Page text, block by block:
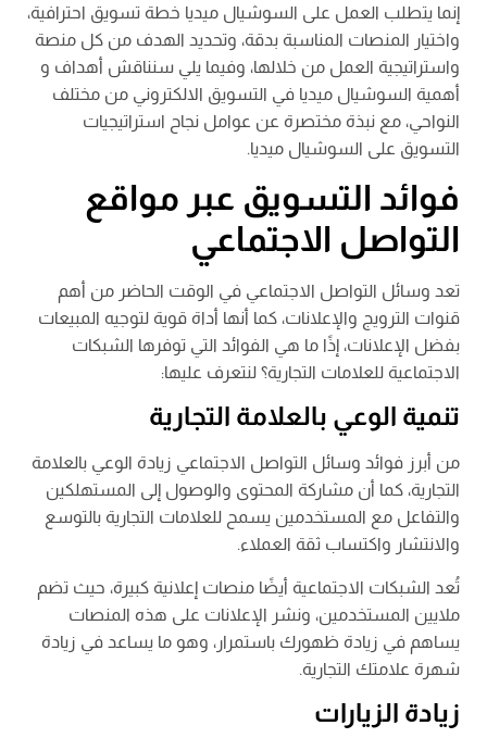
إنما يتطلب العمل على السوشيال ميديا خطة تسويق احترافية،
واختيار المنصات المناسبة بدقة، وتحديد الهدف من كل منصة
واستراتيجية العمل من خلالها، وفيما يلي سنناقش أهداف و
أهمية السوشيال ميديا في التسويق الالكتروني من مختلف
النواحي، مع نبذة مختصرة عن عوامل نجاح استراتيجيات
التسويق على السوشيال ميديا.
فوائد التسويق عبر مواقع
التواصل الاجتماعي
تعد وسائل التواصل الاجتماعي في الوقت الحاضر من أهم
قنوات الترويج والإعلانات، كما أنها أداة قوية لتوجيه المبيعات
بفضل الإعلانات، إذًا ما هي الفوائد التي توفرها الشبكات
الاجتماعية للعلامات التجارية؟ لنتعرف عليها:
تنمية الوعي بالعلامة التجارية
من أبرز فوائد وسائل التواصل الاجتماعي زيادة الوعي بالعلامة
التجارية، كما أن مشاركة المحتوى والوصول إلى المستهلكين
والتفاعل مع المستخدمين يسمح للعلامات التجارية بالتوسع
والانتشار واكتساب ثقة العملاء.
تُعد الشبكات الاجتماعية أيضًا منصات إعلانية كبيرة، حيث تضم
ملايين المستخدمين، ونشر الإعلانات على هذه المنصات
يساهم في زيادة ظهورك باستمرار، وهو ما يساعد في زيادة
شهرة علامتك التجارية.
زيادة الزيارات